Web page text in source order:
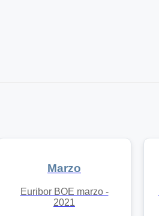
Marzo
Euribor BOE marzo -
2021